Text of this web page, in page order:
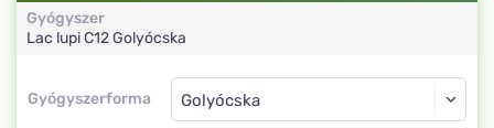
Gyógyszer
Lac lupiC12Golyócska
Gyógyszerforma
Gyógyszerforma